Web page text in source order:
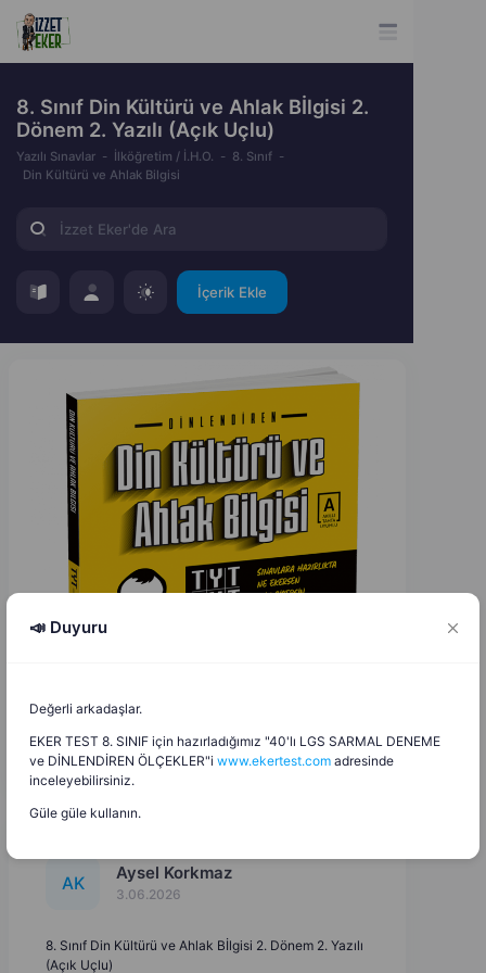
8. Sınıf Din Kültürü ve Ahlak Bİlgisi 2.
Dönem 2. Yazılı (Açık Uçlu)
Yazılı Sınavlar İlköğretim / İ.H.O.
8. Sınıf
Din Kültürü ve Ahlak Bilgisi
İçerik Ekle
AK Aysel Korkmaz
3.06.2026
8. Sınıf Din Kültürü ve Ahlak Bİlgisi 2. Dönem 2. Yazılı
(Açık Uçlu)
📣 Duyuru
Değerli arkadaşlar.
EKER TEST 8. SINIF için hazırladığımız "40'lı LGS SARMAL DENEME
ve DİNLENDİREN ÖLÇEKLER"i www.ekertest.com adresinde
inceleyebilirsiniz.
Güle güle kullanın.